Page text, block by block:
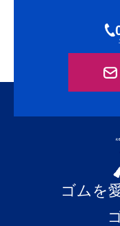
ゴムを